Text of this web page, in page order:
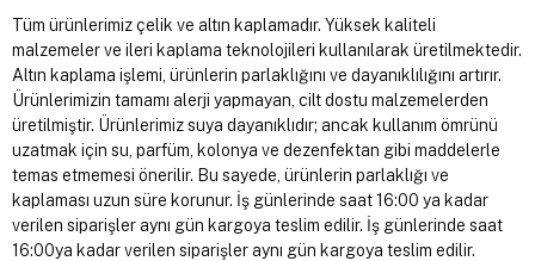
Tüm ürünlerimiz çelik ve altın kaplamadır. Yüksek kaliteli
malzemeler ve ileri kaplama teknolojileri kullanılarak üretilmektedir.
Altın kaplama işlemi, ürünlerin parlaklığını ve dayanıklılığını artırır.
Ürünlerimizin tamamı alerji yapmayan, cilt dostu malzemelerden
üretilmiştir. Ürünlerimiz suya dayanıklıdır; ancak kullanım ömrünü
uzatmak için su, parfüm, kolonya ve dezenfektan gibi maddelerle
temas etmemesi önerilir. Bu sayede, ürünlerin parlaklığı ve
kaplaması uzun süre korunur. İş günlerinde saat 16:00 ya kadar
verilen siparişler aynı gün kargoya teslim edilir. İş günlerinde saat
16:00ya kadar verilen siparişler aynı gün kargoya teslim edilir.